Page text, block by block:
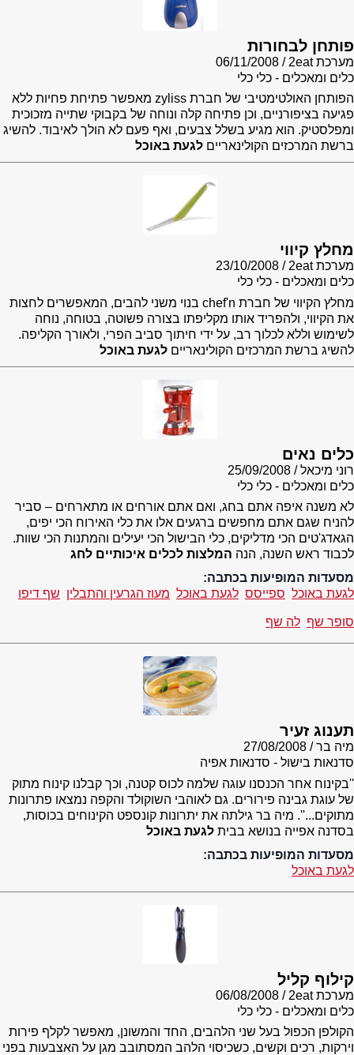
פותחן לבחורות
מערכת 2eat
06/11/2008
כלים ומאכלים - כלי כלי
הפותחן האולטימטיבי של חברת zyliss מאפשר פתיחת פחיות ללא
פגיעה בציפורניים, וכן פתיחה קלה ונוחה של בקבוקי שתייה מזכוכית
ומפלסטיק. הוא מגיע בשלל צבעים, ואף פעם לא הולך לאיבוד. להשיג
ברשת המרכזים הקולינאריים לגעת באוכל
מחלץ קיווי
מערכת 2eat
23/10/2008
כלים ומאכלים - כלי כלי
מחלץ הקיווי של חברת chef'n בנוי משני להבים, המאפשרים לחצות
את הקיווי, ולהפריד אותו מקליפתו בצורה פשוטה, בטוחה, נוחה
לשימוש וללא לכלוך רב, על ידי חיתוך סביב הפרי, ולאורך הקליפה.
להשיג ברשת המרכזים הקולינאריים לגעת באוכל
כלים נאים
רוני מיכאל
25/09/2008
כלים ומאכלים - כלי כלי
לא משנה איפה אתם בחג, ואם אתם אורחים או מתארחים – סביר
להניח שגם אתם מחפשים ברגעים אלו את כלי האירוח הכי יפים,
הגאדג'טים הכי מדליקים, כלי הבישול הכי יעילים והמתנות הכי שוות.
לכבוד ראש השנה, הנה המלצות לכלים איכותיים לחג
מסעדות המופיעות בכתבה:
לגעת באוכל ספייסס לגעת באוכל מעוז הגרעין והתבלין שף דיפו
סופר שף לה שף
תענוג זעיר
מיה בר
27/08/2008
סדנאות בישול - סדנאות אפיה
''בקינוח אחר הכנסנו עוגה שלמה לכוס קטנה, וכך קבלנו קינוח מתוק
של עוגת גבינה פירורים. גם לאוהבי השוקולד והקפה נמצאו פתרונות
מתוקים...''. מיה בר גילתה את יתרונות קונספט הקינוחים בכוסות,
בסדנה אפייה בנושא בבית לגעת באוכל
מסעדות המופיעות בכתבה:
לגעת באוכל
קילוף קליל
מערכת 2eat
06/08/2008
כלים ומאכלים - כלי כלי
הקולפן הכפול בעל שני הלהבים, החד והמשונן, מאפשר לקלף פירות
וירקות, רכים וקשים, כשכיסוי הלהב המסתובב מגן על האצבעות בפני